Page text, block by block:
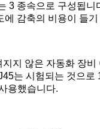
3 종속으로 구성됩니
감축의 비용이 들
지 않은 자동화 장비
는 시험되는 것으로
용했습니다.